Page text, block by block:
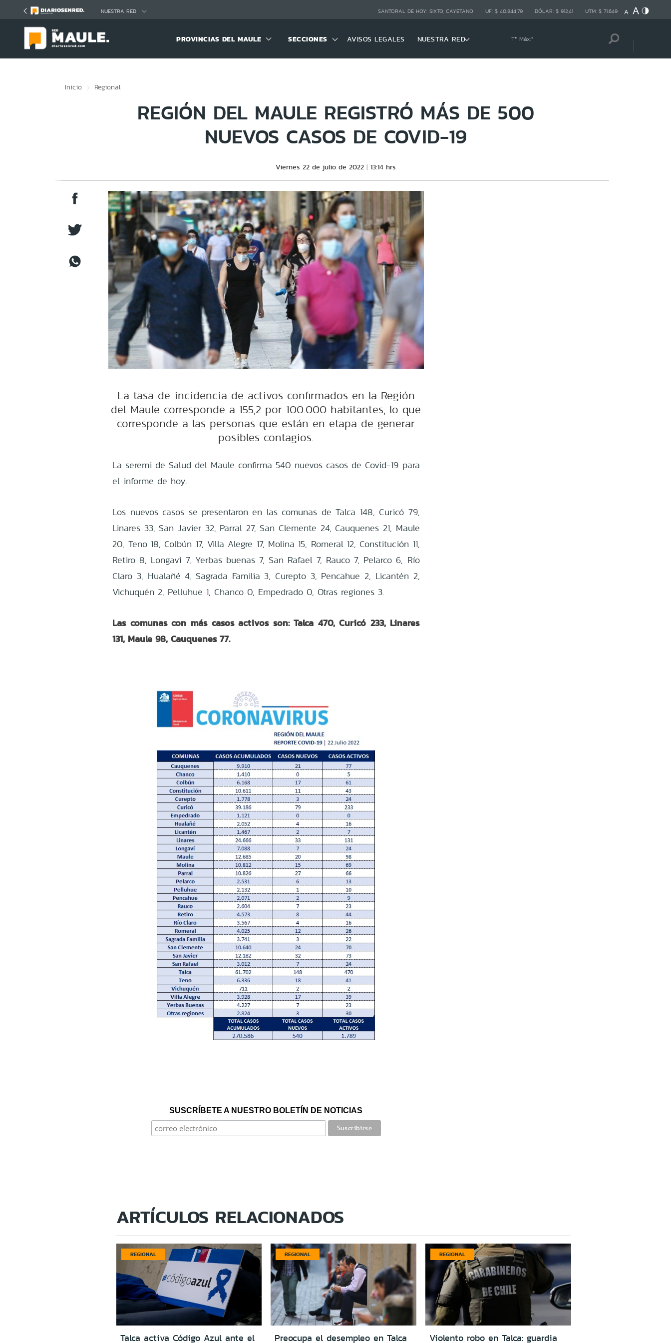
NUESTRA RED SANTORAL DE HOY: SIXTO, CAYETANO UF: $ 40.844,79 DÓLAR: $ 912,41 UTM: $ 71.649
PROVINCIAS DEL MAULE SECCIONES AVISOS LEGALES NUESTRA RED Tª Máx:º
Inicio Regional
REGIÓN DEL MAULE REGISTRÓ MÁS DE 500
NUEVOS CASOS DE COVID-19
Viernes 22 de julio de 2022 13:14 hrs
La tasa de incidencia de activos confirmados en la Región
del Maule corresponde a 155,2 por 100.000 habitantes, lo que
corresponde a las personas que están en etapa de generar
posibles contagios.
La seremi de Salud del Maule confirma 540 nuevos casos de Covid-19 para
el informe de hoy.
Los nuevos casos se presentaron en las comunas de Talca 148, Curicó 79,
Linares 33, San Javier 32, Parral 27, San Clemente 24, Cauquenes 21, Maule
20, Teno 18, Colbún 17, Villa Alegre 17, Molina 15, Romeral 12, Constitución 11,
Retiro 8, Longaví 7, Yerbas buenas 7, San Rafael 7, Rauco 7, Pelarco 6, Río
Claro 3, Hualañé 4, Sagrada Familia 3, Curepto 3, Pencahue 2, Licantén 2,
Vichuquén 2, Pelluhue 1, Chanco 0, Empedrado 0, Otras regiones 3.
Las comunas con más casos activos son: Talca 470, Curicó 233, Linares
131, Maule 98, Cauquenes 77.
SUSCRÍBETE A NUESTRO BOLETÍN DE NOTICIAS
ARTÍCULOS RELACIONADOS
REGIONAL
Talca activa Código Azul ante el
REGIONAL
Preocupa el desempleo en Talca
REGIONAL
Violento robo en Talca: guardia